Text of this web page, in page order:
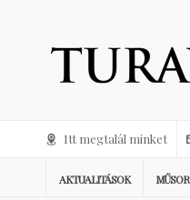
Itt megtalál minket
AKTUALITÁSOK MŰSOR